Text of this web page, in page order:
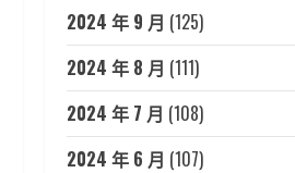
2024 年 9 月 (125)
2024 年 8 月 (111)
2024 年 7 月 (108)
2024 年 6 月 (107)